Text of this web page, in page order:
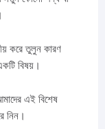
করে তুলুন কারণ
বিষয়।
এই বিশেষ
নিন।